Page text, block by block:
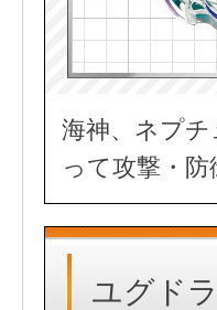
海神、ネプ
って攻撃・
ユグド